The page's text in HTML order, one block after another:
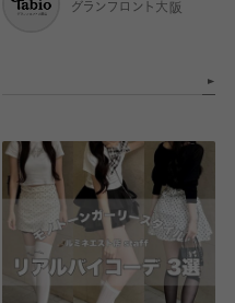
グランフロント大阪